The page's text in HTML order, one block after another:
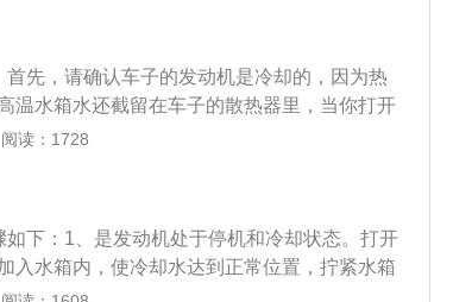
更换一次；4、这个步骤主要是检查散热器的
散热器的顶部用于排放发动机里热的水箱水，
。为保证散热器排水状况良好，软管必须更
出现软化或熔化的情形，最好也更换新管；
漏斗将使用过的冷却剂放入到准备好的密封容
活栓下；6、将橡胶软管装上喷嘴，插入散热
打开小活栓，让水排入盘子。重复着做直到排
清洗过的水用漏斗装入密封容器；7、最后，
务必要顺着散热器的纹理清洗，不要反方向。
变形。清洗完铁格后，再用水管放水，缓缓的
清洗掉；3、散热器盖由一个顶部扁平金属
个连在两者之间的弹簧组成。弹簧和橡胶封铅
以，如果两者压缩的话，那么盖子已经不能再
更换一次；4、这个步骤主要是检查散热器的
散热器的顶部用于排放发动机里热的水箱水，
。为保证散热器排水状况良好，软管必须更
先，请确认车子的发动机是冷却的，因为热
温水箱水还截留在车子的散热器里，当你打开
烫伤。冷的水同样也会损坏热的发动机；2、
务必要顺着散热器的纹理清洗，不要反方向。
变形。清洗完铁格后，再用水管放水，缓缓的
清洗掉；3、散热器盖由一个顶部扁平金属
个连在两者之间的弹簧组成。弹簧和橡胶封铅
阅读：1728
下：1、是发动机处于停机和冷却状态。打开
入水箱内，使冷却水达到正常位置，拧紧水箱
常温度，再酌情运转1-40h，如冷却系统中有